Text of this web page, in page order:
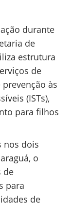
durante
de
estrutura
de
às
(ISTs),
para filhos
nos dois
o
de
para
de